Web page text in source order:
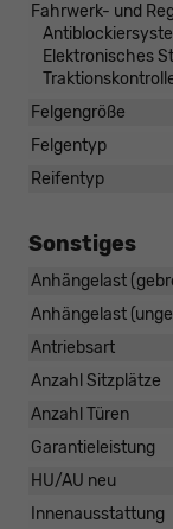
Fahrwerk- und
Elektronisches
Felgengröße
Felgentyp
Reifentyp
Sonstiges
Anhängelast
Anhängelast
Antriebsart
Anzahl Sitzplätze
Anzahl Türen
Garantieleistung
HU/AU neu
Innenausstattung